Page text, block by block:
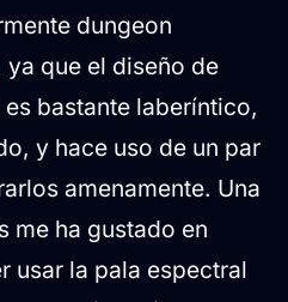
dungeon
ya que el diseño de
bastante laberíntico,
y hace uso de un par
amenamente. Una
me ha gustado en
usar la pala espectral